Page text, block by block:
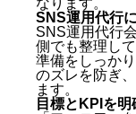
なります。
SNS運用代行
SNS運用代行
側でも整理し
準備をしっか
のズレを防ぎ
ます。
目標とKPIを明